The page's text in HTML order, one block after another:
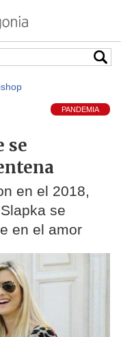
PANDEMIA
se
en el 2018,
se
en el amor